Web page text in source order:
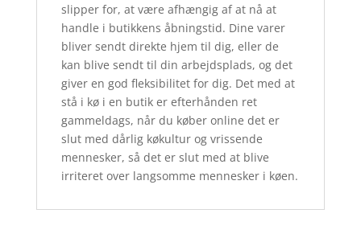
slipper for, at være afhængig af at nå at
handle i butikkens åbningstid. Dine varer
bliver sendt direkte hjem til dig, eller de
kan blive sendt til din arbejdsplads, og det
giver en god fleksibilitet for dig. Det med at
stå i kø i en butik er efterhånden ret
gammeldags, når du køber online det er
slut med dårlig køkultur og vrissende
mennesker, så det er slut med at blive
irriteret over langsomme mennesker i køen.